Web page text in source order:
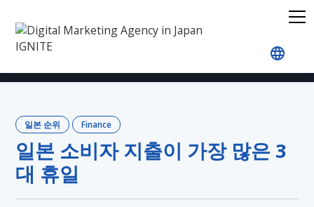
일본 소
일본 순위 Finance
일본 소비자 지출이 가장 많은 3
대 휴일